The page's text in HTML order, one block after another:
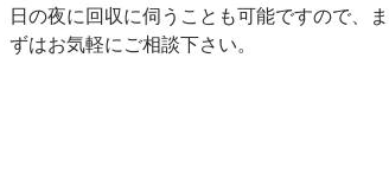
日の夜に回収に伺うことも可能ですので、ま
ずはお気軽にご相談下さい。